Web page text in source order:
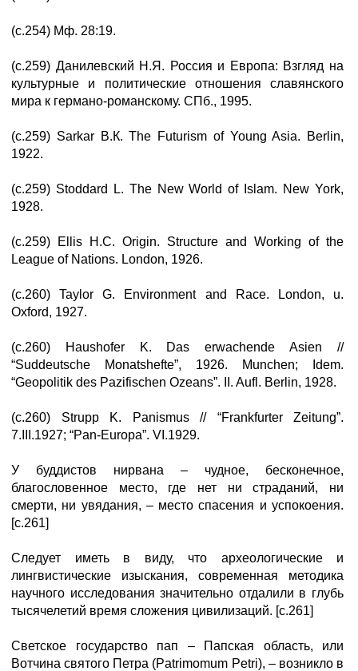
(с.254) Мф. 28:19.
(с.259) Данилевский Н.Я. Россия и Европа: Взгляд на
культурные и политические отношения славянского
мира к германо-романскому. СПб., 1995.
(с.259) Sarkar В.К. The Futurism of Young Asia. Berlin,
1922.
(с.259) Stoddard L. The New World of Islam. New York,
1928.
(с.259) Ellis H.С. Origin. Structure and Working of the
League of Nations. London, 1926.
(с.260) Taylor G. Environment and Race. London, u.
Oxford, 1927.
(с.260) Haushofer K. Das erwachende Asien //
“Suddeutsche Monatshefte”, 1926. Munchen; Idem.
“Geopolitik des Pazifischen Ozeans”. II. Aufl. Berlin, 1928.
(с.260) Strupp K. Panismus // “Frankfurter Zeitung”.
7.III.1927; “Pan-Europa”. VI.1929.
У буддистов нирвана – чудное, бесконечное,
благословенное место, где нет ни страданий, ни
смерти, ни увядания, – место спасения и успокоения.
[с.261]
Следует иметь в виду, что археологические и
лингвистические изыскания, современная методика
научного исследования значительно отдалили в глубь
тысячелетий время сложения цивилизаций. [с.261]
Светское государство пап – Папская область, или
Вотчина святого Петра (Patrimomum Petri), – возникло в